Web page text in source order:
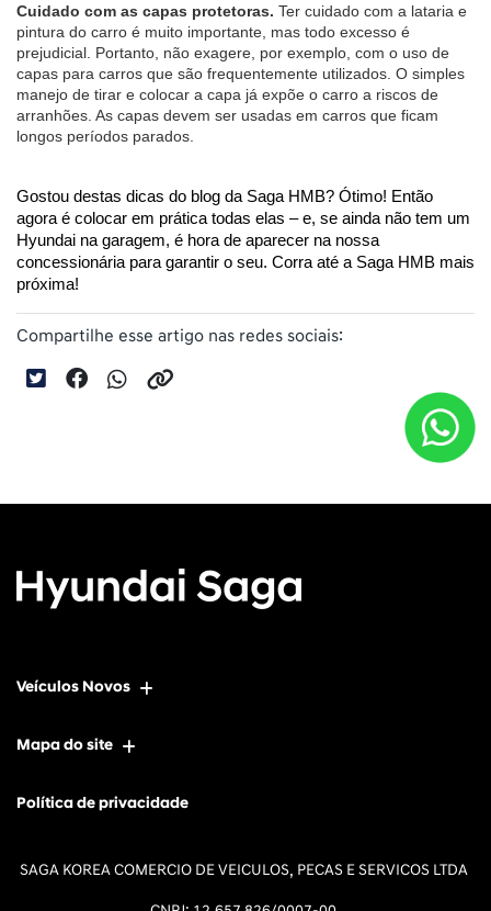
Cuidado com as capas protetoras. Ter cuidado com a lataria e
pintura do carro é muito importante, mas todo excesso é
prejudicial. Portanto, não exagere, por exemplo, com o uso de
capas para carros que são frequentemente utilizados. O simples
manejo de tirar e colocar a capa já expõe o carro a riscos de
arranhões. As capas devem ser usadas em carros que ficam
longos períodos parados.
Gostou destas dicas do blog da Saga HMB? Ótimo! Então
agora é colocar em prática todas elas – e, se ainda não tem um
Hyundai na garagem, é hora de aparecer na nossa
concessionária para garantir o seu. Corra até a Saga HMB mais
próxima!
Compartilhe esse artigo nas redes sociais:
Veículos Novos
Mapa do site
Política de privacidade
SAGA KOREA COMERCIO DE VEICULOS, PECAS E SERVICOS LTDA